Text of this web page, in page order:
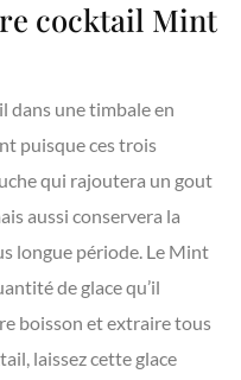
cocktail Mint
dans une timbale en
puisque ces trois
qui rajoutera un gout
aussi conservera la
longue période. Le Mint
de glace qu’il
boisson et extraire tous
laissez cette glace